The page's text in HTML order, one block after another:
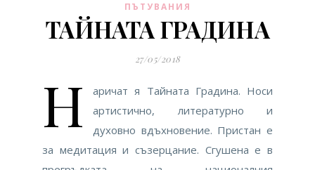
ПЪТУВАНИЯ
ТАЙНАТА ГРАДИНА
27/05/2018
Н
аричат я Тайната Градина. Носи
артистично, литературно и
духовно вдъхновение. Пристан е
за медитация и съзерцание. Сгушена е в